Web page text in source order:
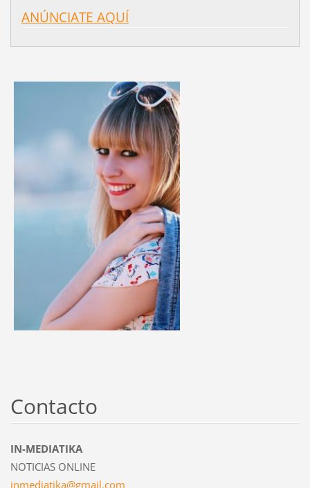
ANÚNCIATE AQUÍ
Contacto
IN-MEDIATIKA
NOTICIAS ONLINE
inmediatika@gmail.com